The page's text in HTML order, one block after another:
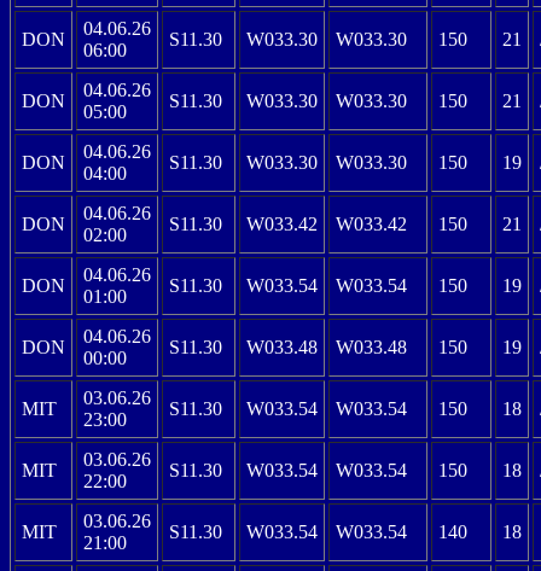
DON
04.06.26
06:00
S11.30 W033.30 W033.30 150 21
DON
04.06.26
05:00
S11.30 W033.30 W033.30 150 21
DON
04.06.26
04:00
S11.30 W033.30 W033.30 150 19
DON
04.06.26
02:00
S11.30 W033.42 W033.42 150 21
DON
04.06.26
01:00
S11.30 W033.54 W033.54 150 19
DON
04.06.26
00:00
S11.30 W033.48 W033.48 150 19
MIT
03.06.26
23:00
S11.30 W033.54 W033.54 150 18
MIT
03.06.26
22:00
S11.30 W033.54 W033.54 150 18
MIT
03.06.26
21:00
S11.30 W033.54 W033.54 140 18